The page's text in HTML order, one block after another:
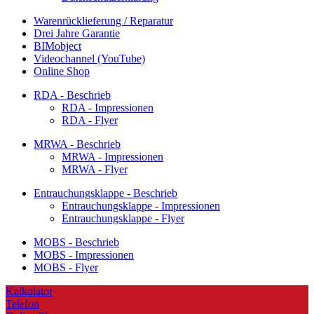
Warenrücklieferung / Reparatur
Drei Jahre Garantie
BIMobject
Videochannel (YouTube)
Online Shop
RDA - Beschrieb
RDA - Impressionen
RDA - Flyer
MRWA - Beschrieb
MRWA - Impressionen
MRWA - Flyer
Entrauchungsklappe - Beschrieb
Entrauchungsklappe - Impressionen
Entrauchungsklappe - Flyer
MOBS - Beschrieb
MOBS - Impressionen
MOBS - Flyer
Kalkulator
Telefon